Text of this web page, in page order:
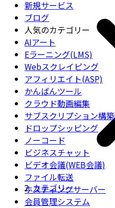
新規サービス
ブログ
人気のカテゴリー
AIアート
Eラーニング(LMS)
Webスクレイピング
アフィリエイト(ASP)
かんばんツール
クラウド動画編集
サブスクリプション構築
ドロップシッピング
ノーコード
ビジネスチャット
ビデオ会議(WEB会議)
ファイル転送
ホスティングサーバー
会員管理システム
カテゴリー